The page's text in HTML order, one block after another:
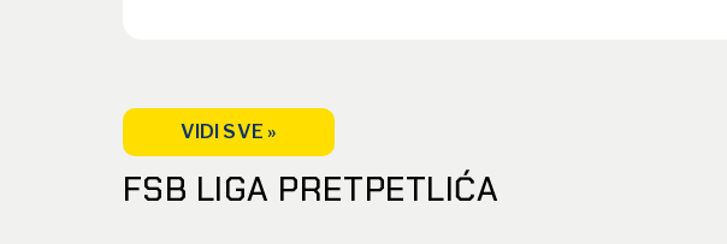
VIDI SVE »
FSB LIGA PRETPETLIĆA